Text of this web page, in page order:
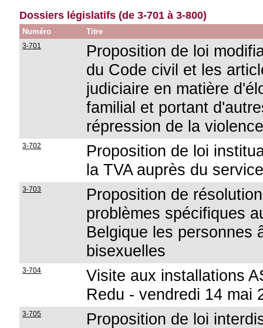
Dossiers législatifs (de 3-701 à 3-800)
Numéro Titre
3-701
Proposition de loi
du Code civil et les
judiciaire en matière
familial et portant
répression de la
3-702
Proposition de loi
la TVA auprès du
3-703
Proposition de
problèmes spécifiques
Belgique les personnes
bisexuelles
3-704
Visite aux installations
Redu - vendredi 14 mai
3-705
Proposition de loi